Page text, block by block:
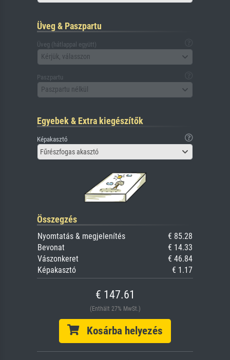
Üveg & Paszpartu
Üveg (hátlappal együtt)
Kérjük, válasszon
Paszpartu
Paszpartu nélkül
Egyebek & Extra kiegészítők
Képakasztó
Fűrészfogas akasztó
Összegzés
Nyomtatás & megjelenítés
€ 85.28
Bevonat
€ 14.33
Vászonkeret
€ 46.84
Képakasztó
€ 1.17
€ 147.61
(Enthält 27% MwSt.)
Kosárba helyezés